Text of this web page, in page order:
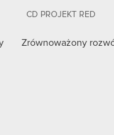
CD PROJEKT RED
Zrównoważony